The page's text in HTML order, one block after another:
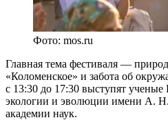
Фото: mos.ru
Главная тема фестиваля —
«Коломенское» и забота об
с 13:30 до 17:30 выступят
экологии и эволюции имени А.
академии наук.